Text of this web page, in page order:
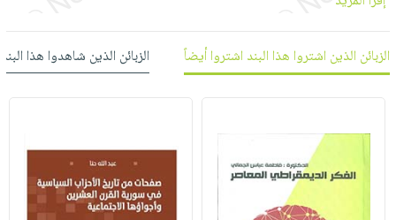
الأوعية
والتخزين
أدوات
اكسسوارات
كتب
اكسسوارات
اكسسوارات
ملابس
مطرزات
بنود
مختارة
اشتراكات
كل
الاشتراكات
iKitab
بحث
متقدم
الزبائن الذين اشتروا هذا البند اشتروا أيضاً الزبائن الذين شاهدوا هذا